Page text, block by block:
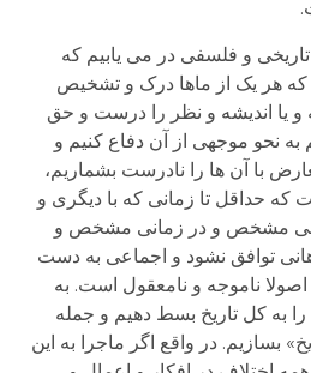
تاریخی و فلسفی در می یابیم که
هر یک از ماها درک و تشخیص
و یا اندیشه و نظر را درست و حق
به نحو موجهی از آن دفاع کنیم و
با آن ها را نادرست بشماریم،
حداقل تا زمانی که با دیگری و
مشخص و در زمانی مشخص و
توافق نشود و اجماعی به دست
ناموجه و نامعقول است. به
به کل تاریخ بسط دهیم و جمله
بسازیم. در واقع اگر ماجرا به این